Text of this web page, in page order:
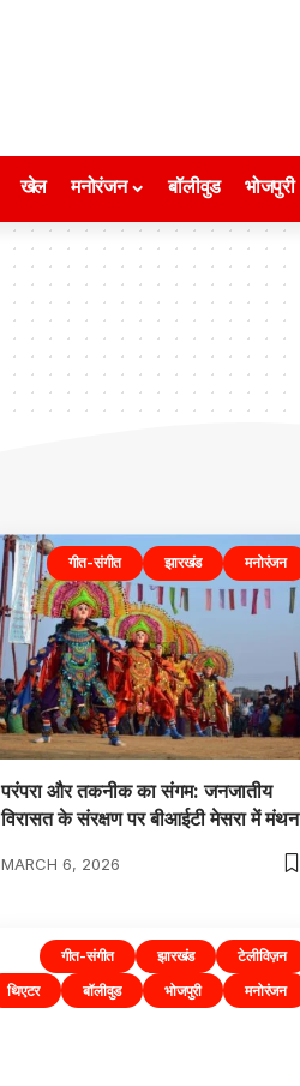
खेल मनोरंजन बॉलीवुड भोजपुरी
गीत-संगीत झारखंड मनोरंजन
परंपरा और तकनीक का संगम: जनजातीय
विरासत के संरक्षण पर बीआईटी मेसरा में मंथन
MARCH 6, 2026
गीत-संगीत झारखंड
टेलीविज़न
थिएटर
बॉलीवुड भोजपुरी मनोरंजन